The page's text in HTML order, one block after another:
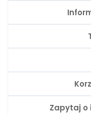
Zapytaj o